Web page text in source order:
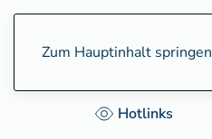
Zum Hauptinhalt springen
Hotlinks